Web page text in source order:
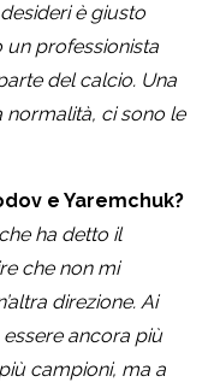
è giusto
professionista
del calcio. Una
normalità, ci sono le
e Yaremchuk?
ha detto il
che non mi
direzione. Ai
ancora più
campioni, ma a